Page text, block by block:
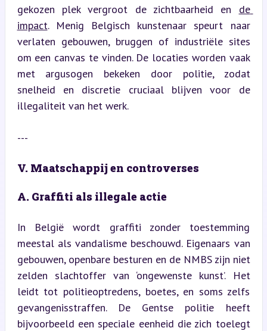
gekozen plek vergroot de zichtbaarheid en de
impact. Menig Belgisch kunstenaar speurt naar
verlaten gebouwen, bruggen of industriële sites
om een canvas te vinden. De locaties worden vaak
met argusogen bekeken door politie, zodat
snelheid en discretie cruciaal blijven voor de
illegaliteit van het werk.
---
V. Maatschappij en controverses
A. Graffiti als illegale actie
In België wordt graffiti zonder toestemming
meestal als vandalisme beschouwd. Eigenaars van
gebouwen, openbare besturen en de NMBS zijn niet
zelden slachtoffer van ‘ongewenste kunst’. Het
leidt tot politieoptredens, boetes, en soms zelfs
gevangenisstraffen. De Gentse politie heeft
bijvoorbeeld een speciale eenheid die zich toelegt